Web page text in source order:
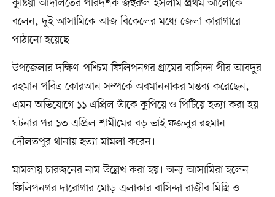
কুষ্টিয়া আদালতের পরিদর্শক জহুরুল ইসলাম প্রথম আলোকে
বলেন, দুই আসামিকে আজ বিকেলের মধ্যে জেলা কারাগারে
পাঠানো হয়েছে।
উপজেলার দক্ষিণ–পশ্চিম ফিলিপনগর গ্রামের বাসিন্দা পীর আবদুর
রহমান পবিত্র কোরআন সম্পর্কে অবমাননাকর মন্তব্য করেছেন,
এমন অভিযোগে ১১ এপ্রিল তাঁকে কুপিয়ে ও পিটিয়ে হত্যা করা হয়।
ঘটনার পর ১৩ এপ্রিল শামীমের বড় ভাই ফজলুর রহমান
দৌলতপুর থানায় হত্যা মামলা করেন।
মামলায় চারজনের নাম উল্লেখ করা হয়। অন্য আসামিরা হলেন
ফিলিপনগর দারোগার মোড় এলাকার বাসিন্দা রাজীব মিস্ত্রি ও